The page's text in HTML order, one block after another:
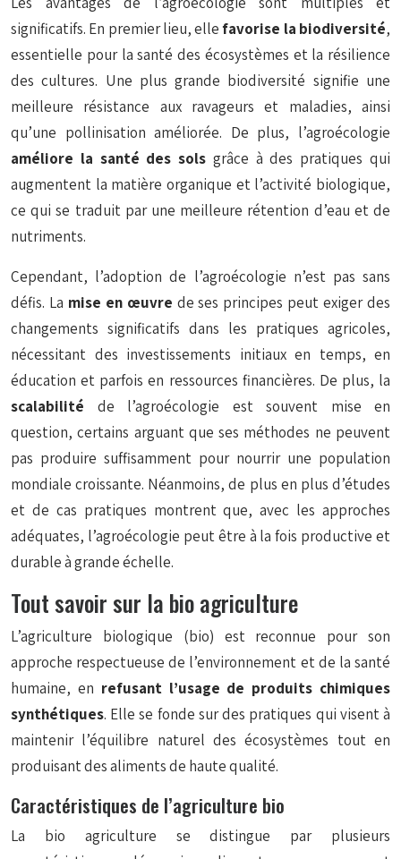
significatifs. En premier lieu, ellefavorise la biodiversité,
essentielle pour la santé des écosystèmes et la résilience
des cultures. Une plus grande biodiversité signifie une
meilleure résistance aux ravageurs et maladies, ainsi
qu’une pollinisation améliorée. De plus, l’agroécologie
améliore la santé des sols grâce à des pratiques qui
augmentent la matière organique et l’activité biologique,
ce qui se traduit par une meilleure rétention d’eau et de
nutriments.
Cependant, l’adoption de l’agroécologie n’est pas sans
défis. La mise en œuvre de ses principes peut exiger des
changements significatifs dans les pratiques agricoles,
nécessitant des investissements initiaux en temps, en
éducation et parfois en ressources financières. De plus, la
scalabilité de l’agroécologie est souvent mise en
question, certains arguant que ses méthodes ne peuvent
pas produire suffisamment pour nourrir une population
mondiale croissante. Néanmoins, de plus en plus d’études
et de cas pratiques montrent que, avec les approches
adéquates, l’agroécologie peut être à la fois productive et
durable à grande échelle.
Tout savoir sur la bio agriculture
L’agriculture biologique (bio) est reconnue pour son
approche respectueuse de l’environnement et de la santé
humaine, en refusant l’usage de produits chimiques
synthétiques. Elle se fonde sur des pratiques qui visent à
maintenir l’équilibre naturel des écosystèmes tout en
produisant des aliments de haute qualité.
Caractéristiques de l’agriculture bio
La bio agriculture se distingue par plusieurs